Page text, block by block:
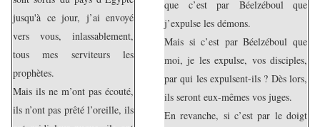
jusqu'à ce jour, j’ai envoyé
vers vous, inlassablement,
tous mes serviteurs les
prophètes.
Mais ils ne m’ont pas écouté,
ils n’ont pas prêté l’oreille, ils
que c’est par Béelzéboul que
j’expulse les démons.
Mais si c’est par Béelzéboul que
moi, je les expulse, vos disciples,
par qui les expulsent-ils ? Dès lors,
ils seront eux-mêmes vos juges.
En revanche, si c’est par le doigt